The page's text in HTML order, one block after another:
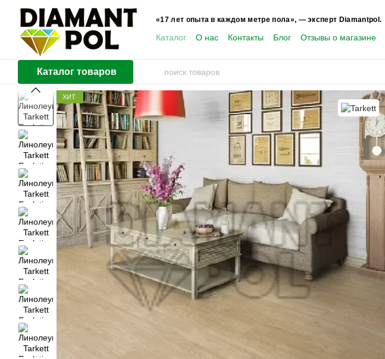
Перейти к основному контенту
«17 лет опыта в каждом метре пола», — эксперт Diamantpol.
Каталог О нас Контакты Блог Отзывы о магазине
Каталог товаров
ХИТ